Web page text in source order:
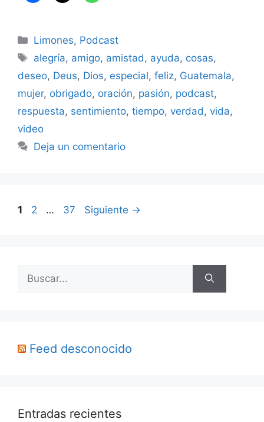
Categorías
Limones, Podcast
Etiquetas
alegría, amigo, amistad, ayuda, cosas,
deseo, Deus, Dios, especial, feliz, Guatemala,
mujer, obrigado, oración, pasión, podcast,
respuesta, sentimiento, tiempo, verdad, vida,
video
Deja un comentario
Página
1 Página
2 … Página
37 Siguiente →
Buscar:
Feed desconocido
Entradas recientes